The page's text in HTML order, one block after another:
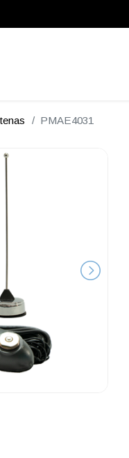
PMAE4031